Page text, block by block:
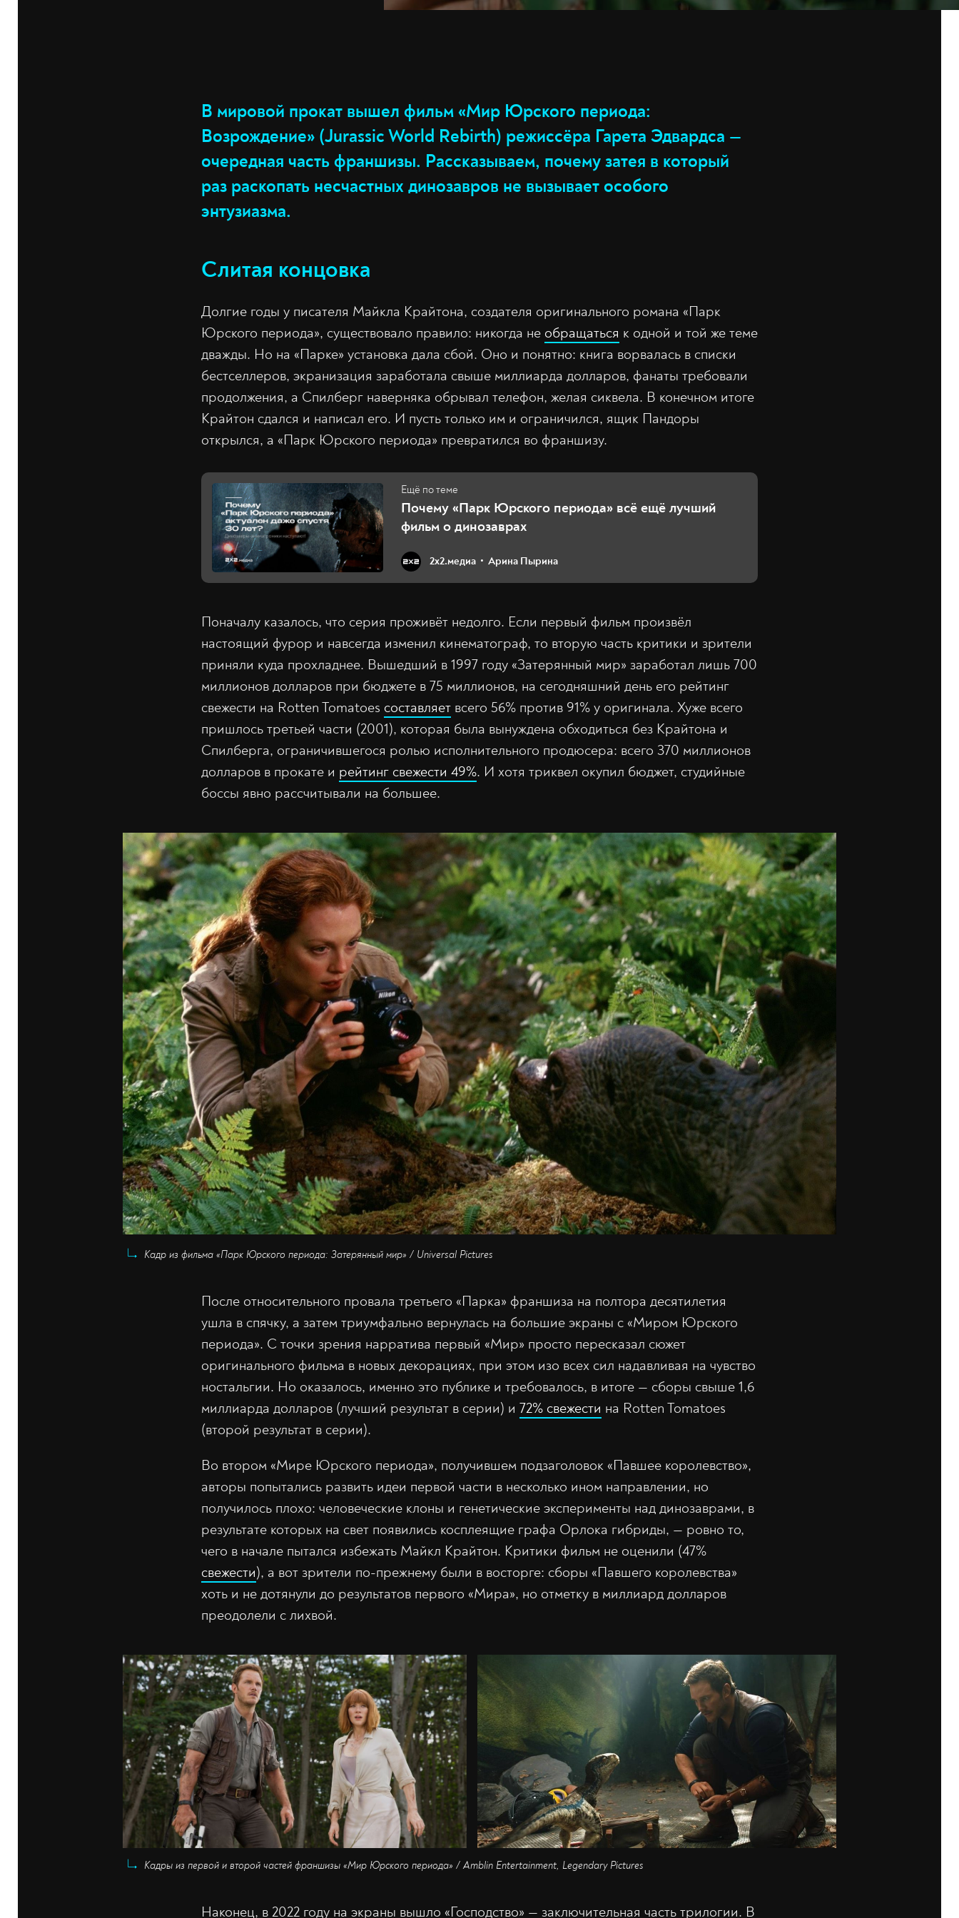
В мировой прокат вышел фильм «Мир Юрского периода:
Возрождение» (Jurassic World Rebirth) режиссёра Гарета Эдвардса —
очередная часть франшизы. Рассказываем, почему затея в который
раз раскопать несчастных динозавров не вызывает особого
энтузиазма.
Слитая концовка
Долгие годы у писателя Майкла Крайтона, создателя оригинального романа «Парк
Юрского периода», существовало правило: никогда не обращаться к одной и той же теме
дважды. Но на «Парке» установка дала сбой. Оно и понятно: книга ворвалась в списки
бестселлеров, экранизация заработала свыше миллиарда долларов, фанаты требовали
продолжения, а Спилберг наверняка обрывал телефон, желая сиквела. В конечном итоге
Крайтон сдался и написал его. И пусть только им и ограничился, ящик Пандоры
открылся, а «Парк Юрского периода» превратился во франшизу.
Почему «Парк Юрского периода» всё ещё лучший
фильм о динозаврах
2х2.медиа Арина Пырина
Поначалу казалось, что серия проживёт недолго. Если первый фильм произвёл
настоящий фурор и навсегда изменил кинематограф, то вторую часть критики и зрители
приняли куда прохладнее. Вышедший в 1997 году «Затерянный мир» заработал лишь 700
миллионов долларов при бюджете в 75 миллионов, на сегодняшний день его рейтинг
свежести на Rotten Tomatoes составляет всего 56% против 91% у оригинала. Хуже всего
пришлось третьей части (2001), которая была вынуждена обходиться без Крайтона и
Спилберга, ограничившегося ролью исполнительного продюсера: всего 370 миллионов
долларов в прокате и рейтинг свежести 49%. И хотя триквел окупил бюджет, студийные
боссы явно рассчитывали на большее.
Кадр из фильма «Парк Юрского периода: Затерянный мир» / Universal Pictures
После относительного провала третьего «Парка» франшиза на полтора десятилетия
ушла в спячку, а затем триумфально вернулась на большие экраны с «Миром Юрского
периода». С точки зрения нарратива первый «Мир» просто пересказал сюжет
оригинального фильма в новых декорациях, при этом изо всех сил надавливая на чувство
ностальгии. Но оказалось, именно это публике и требовалось, в итоге — сборы свыше 1,6
миллиарда долларов (лучший результат в серии) и 72% свежести на Rotten Tomatoes
(второй результат в серии).
Во втором «Мире Юрского периода», получившем подзаголовок «Павшее королевство»,
авторы попытались развить идеи первой части в несколько ином направлении, но
получилось плохо: человеческие клоны и генетические эксперименты над динозаврами, в
результате которых на свет появились косплеящие графа Орлока гибриды, — ровно то,
чего в начале пытался избежать Майкл Крайтон. Критики фильм не оценили (47%
свежести), а вот зрители по-прежнему были в восторге: сборы «Павшего королевства»
хоть и не дотянули до результатов первого «Мира», но отметку в миллиард долларов
преодолели с лихвой.
Кадры из первой и второй частей франшизы «Мир Юрского периода» / Amblin Entertainment, Legendary Pictures
Наконец, в 2022 году на экраны вышло «Господство» — заключительная часть трилогии. В